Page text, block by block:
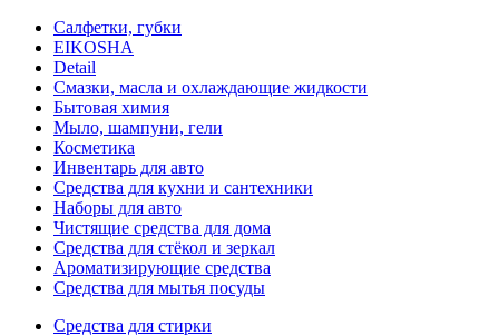
Салфетки, губки
EIKOSHA
Detail
Смазки, масла и охлаждающие жидкости
Бытовая химия
Мыло, шампуни, гели
Косметика
Инвентарь для авто
Средства для кухни и сантехники
Наборы для авто
Чистящие средства для дома
Средства для стёкол и зеркал
Ароматизирующие средства
Средства для мытья посуды
Средства для стирки